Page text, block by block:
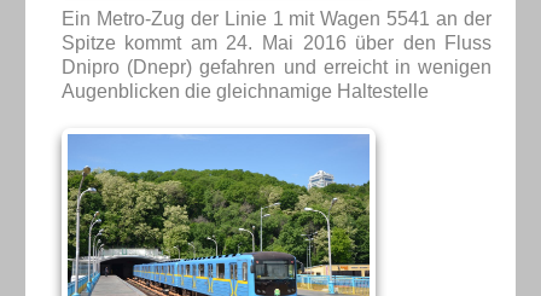
Ein Metro-Zug der Linie 1 mit Wagen 5541 an der
Spitze kommt am 24. Mai 2016 über den Fluss
Dnipro (Dnepr) gefahren und erreicht in wenigen
Augenblicken die gleichnamige Haltestelle